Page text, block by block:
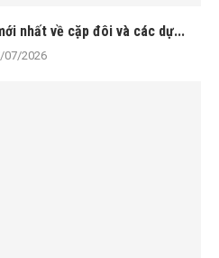
nhất về cặp đôi và các dự...
07/2026